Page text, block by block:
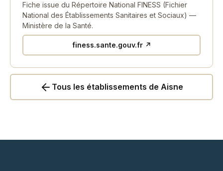
Fiche issue du Répertoire National FINESS (Fichier
National des Établissements Sanitaires et Sociaux) —
Ministère de la Santé.
finess.sante.gouv.fr ↗
Tous les établissements de Aisne